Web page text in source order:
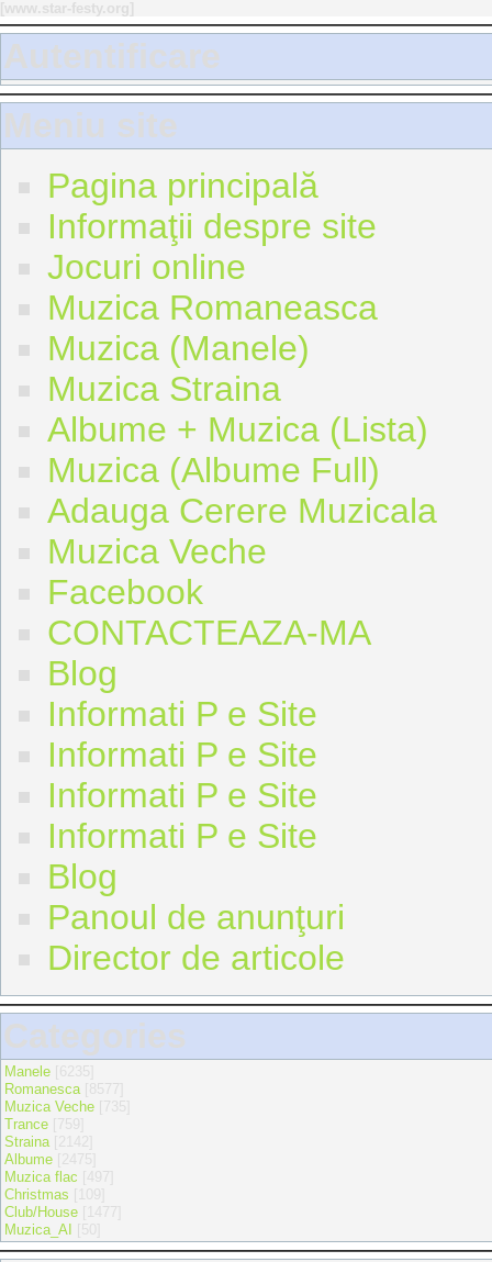
Autentificare
Meniu site
Pagina principală
Informaţii despre site
Jocuri online
Muzica Romaneasca
Muzica (Manele)
Muzica Straina
Albume + Muzica (Lista)
Muzica (Albume Full)
Adauga Cerere Muzicala
Muzica Veche
Facebook
CONTACTEAZA-MA
Blog
Informati P e Site
Informati P e Site
Informati P e Site
Informati P e Site
Blog
Panoul de anunţuri
Director de articole
Categories
Manele
Romanesca
Muzica Veche
Trance
Straina
Albume
Muzica flac
Christmas
Club/House
Muzica_AI